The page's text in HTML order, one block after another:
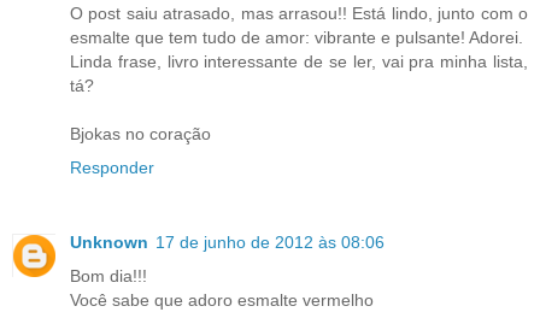
O post saiu atrasado, mas arrasou!! Está lindo, junto com o
esmalte que tem tudo de amor: vibrante e pulsante! Adorei.
Linda frase, livro interessante de se ler, vai pra minha lista,
tá?
Bjokas no coração
Responder
Unknown 17 de junho de 2012 às 08:06
Bom dia!!!
Você sabe que adoro esmalte vermelho